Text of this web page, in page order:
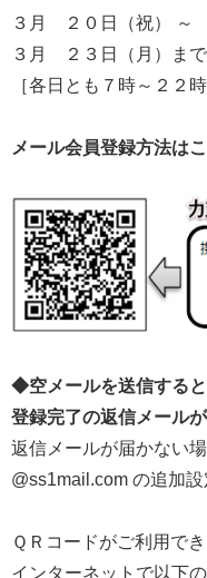
３月 ２０日（祝） ～
３月 ２３日（月）まで
［各日とも７時～２２時
メール会員登録方法は
◆空メールを送信する
登録完了の返信メールが
返信メールが届かない
@ss1mail.com の追加設
ＱＲコードがご利用で
インターネットで以下